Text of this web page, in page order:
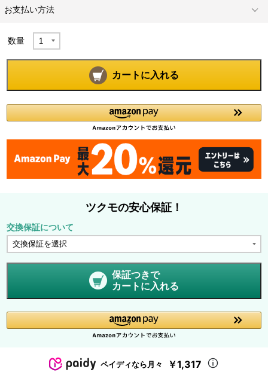
お支払い方法
数量
カートに入れる
ツクモの安心保証！
交換保証について
保証つきで
カートに入れる
ペイディなら月々 ￥1,317